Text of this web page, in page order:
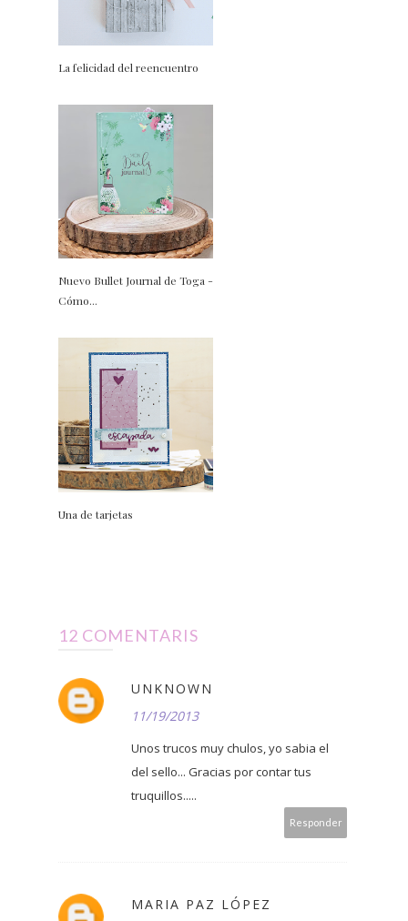
La felicidad del reencuentro
Nuevo Bullet Journal de Toga -
Cómo...
Una de tarjetas
12 COMENTARIS
UNKNOWN
11/19/2013
Unos trucos muy chulos, yo sabia el
del sello... Gracias por contar tus
truquillos.....
Responder
MARIA PAZ LÓPEZ